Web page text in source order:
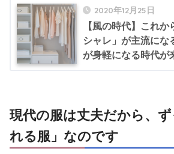
2020年12月25日
【風の時代】これ
シャレ」が主流にな
が身軽になる時代が
現代の服は丈夫だから、
れる服」なのです